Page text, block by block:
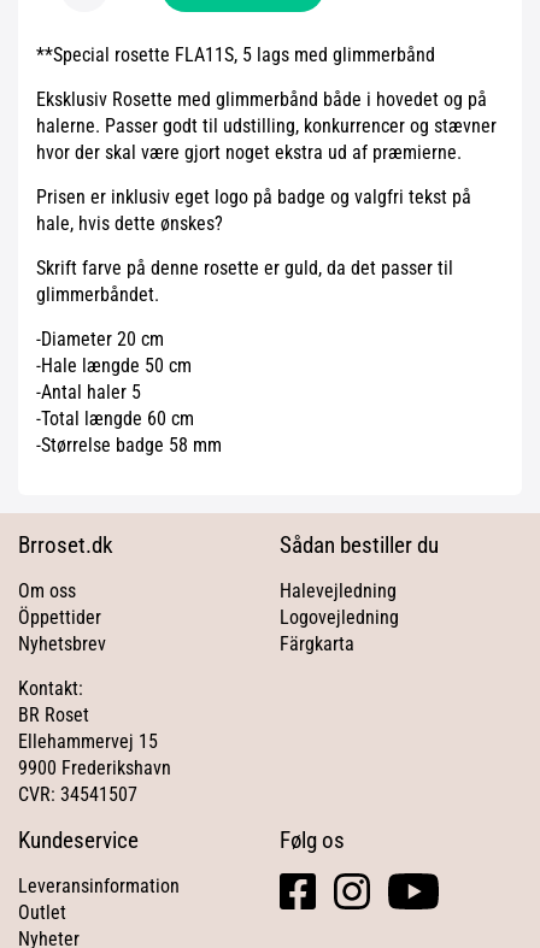
**Special rosette FLA11S, 5 lags med glimmerbånd
Eksklusiv Rosette med glimmerbånd både i hovedet og på
halerne. Passer godt til udstilling, konkurrencer og stævner
hvor der skal være gjort noget ekstra ud af præmierne.
Prisen er inklusiv eget logo på badge og valgfri tekst på
hale, hvis dette ønskes?
Skrift farve på denne rosette er guld, da det passer til
glimmerbåndet.
-Diameter 20 cm
-Hale længde 50 cm
-Antal haler 5
-Total længde 60 cm
-Størrelse badge 58 mm
Brroset.dk
Om oss
Öppettider
Nyhetsbrev
Kontakt:
BR Roset
Ellehammervej 15
9900 Frederikshavn
CVR: 34541507
Sådan bestiller du
Halevejledning
Logovejledning
Färgkarta
Kundeservice
Leveransinformation
Outlet
Nyheter
Følg os
facebook
square
instagramyoutube